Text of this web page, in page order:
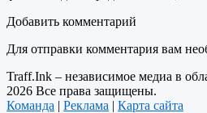
Добавить комментарий
Для отправки комментария вам
Traff.Ink – независимое медиа в
2026 Все права защищены.
Команда | Реклама | Карта сайта